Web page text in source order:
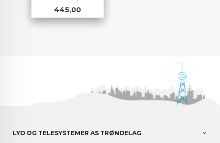
Pris
445,00
LYD OG TELESYSTEMER AS TRØNDELAG